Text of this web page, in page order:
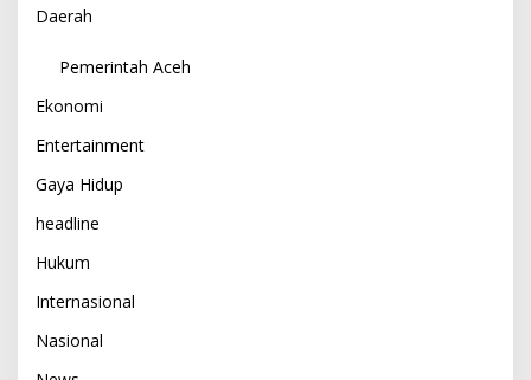
Daerah
Pemerintah Aceh
Ekonomi
Entertainment
Gaya Hidup
headline
Hukum
Internasional
Nasional